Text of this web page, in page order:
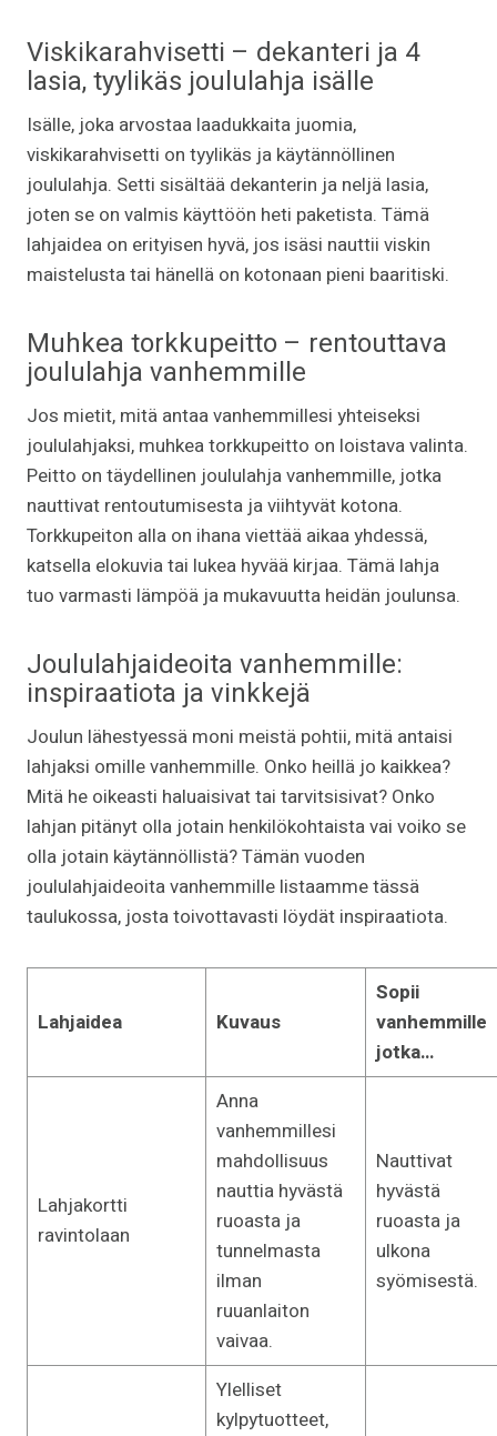
Viskikarahvisetti – dekanteri ja 4
lasia, tyylikäs joululahja isälle
Isälle, joka arvostaa laadukkaita juomia,
viskikarahvisetti on tyylikäs ja käytännöllinen
joululahja. Setti sisältää dekanterin ja neljä lasia,
joten se on valmis käyttöön heti paketista. Tämä
lahjaidea on erityisen hyvä, jos isäsi nauttii viskin
maistelusta tai hänellä on kotonaan pieni baaritiski.
Muhkea torkkupeitto – rentouttava
joululahja vanhemmille
Jos mietit, mitä antaa vanhemmillesi yhteiseksi
joululahjaksi, muhkea torkkupeitto on loistava valinta.
Peitto on täydellinen joululahja vanhemmille, jotka
nauttivat rentoutumisesta ja viihtyvät kotona.
Torkkupeiton alla on ihana viettää aikaa yhdessä,
katsella elokuvia tai lukea hyvää kirjaa. Tämä lahja
tuo varmasti lämpöä ja mukavuutta heidän joulunsa.
Joululahjaideoita vanhemmille:
inspiraatiota ja vinkkejä
Joulun lähestyessä moni meistä pohtii, mitä antaisi
lahjaksi omille vanhemmille. Onko heillä jo kaikkea?
Mitä he oikeasti haluaisivat tai tarvitsisivat? Onko
lahjan pitänyt olla jotain henkilökohtaista vai voiko se
olla jotain käytännöllistä? Tämän vuoden
joululahjaideoita vanhemmille listaamme tässä
taulukossa, josta toivottavasti löydät inspiraatiota.
Lahjaidea Kuvaus
Sopii
vanhemmille
jotka…
Lahjakortti
ravintolaan
Anna
vanhemmillesi
mahdollisuus
nauttia hyvästä
ruoasta ja
tunnelmasta
ilman
ruuanlaiton
vaivaa.
Nauttivat
hyvästä
ruoasta ja
ulkona
syömisestä.
Ylelliset
kylpytuotteet,